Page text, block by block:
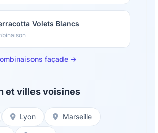
Volets Blancs
façade →
et villes voisines
Lyon Marseille